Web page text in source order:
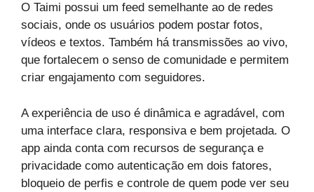
O Taimi possui um feed semelhante ao de redes
sociais, onde os usuários podem postar fotos,
vídeos e textos. Também há transmissões ao vivo,
que fortalecem o senso de comunidade e permitem
criar engajamento com seguidores.
A experiência de uso é dinâmica e agradável, com
uma interface clara, responsiva e bem projetada. O
app ainda conta com recursos de segurança e
privacidade como autenticação em dois fatores,
bloqueio de perfis e controle de quem pode ver seu